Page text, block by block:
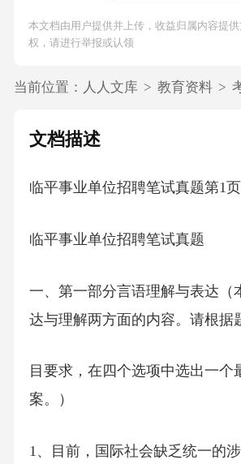
本文档由用户提供并上传，收益归属内容提
权，请进行举报或认领
当前位置： 人人文库 > 教育资料 >
文档描述
临平事业单位招聘笔试真题第1页
临平事业单位招聘笔试真题
一、第一部分言语理解与表达（
达与理解两方面的内容。请根据
目要求，在四个选项中选出一个
案。）
1、目前，国际社会缺乏统一的